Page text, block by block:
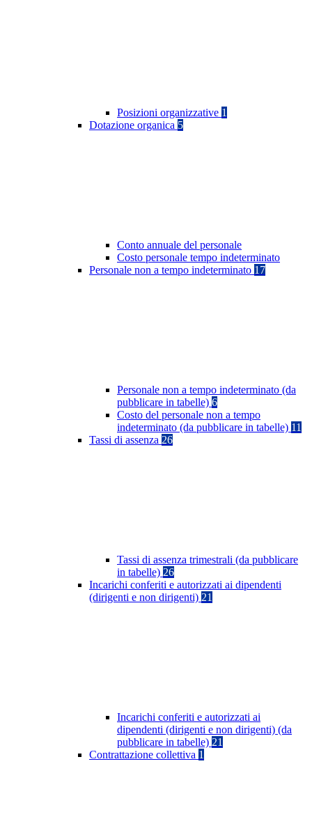
Posizioni organizzative 1
Dotazione organica 5
Conto annuale del personale
Costo personale tempo indeterminato
Personale non a tempo indeterminato 17
Personale non a tempo indeterminato (da
pubblicare in tabelle) 6
Costo del personale non a tempo
indeterminato (da pubblicare in tabelle) 11
Tassi di assenza 26
Tassi di assenza trimestrali (da pubblicare
in tabelle) 26
Incarichi conferiti e autorizzati ai dipendenti
(dirigenti e non dirigenti) 21
Incarichi conferiti e autorizzati ai
dipendenti (dirigenti e non dirigenti) (da
pubblicare in tabelle) 21
Contrattazione collettiva 1